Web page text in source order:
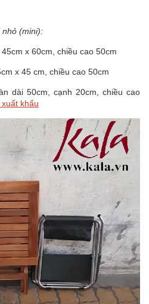
nhỏ (mini):
x 60cm, chiều cao 50cm
x 45 cm, chiều cao 50cm
dài 50cm, cạnh 20cm, chiều cao
khẩu